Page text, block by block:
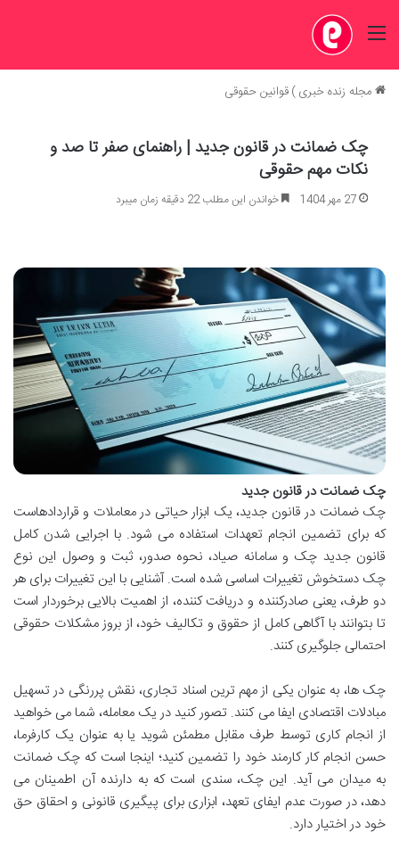
منو
مجله زنده خبری)قوانین حقوقی
چک ضمانت در قانون جدید | راهنمای صفر تا صد و
نکات مهم حقوقی
27 مهر 1404 خواندن این مطلب 22 دقیقه زمان میبرد
چک ضمانت در قانون جدید
چک ضمانت در قانون جدید، یک ابزار حیاتی در معاملات و قراردادهاست
که برای تضمین انجام تعهدات استفاده می شود. با اجرایی شدن کامل
قانون جدید چک و سامانه صیاد، نحوه صدور، ثبت و وصول این نوع
چک دستخوش تغییرات اساسی شده است. آشنایی با این تغییرات برای هر
دو طرف، یعنی صادرکننده و دریافت کننده، از اهمیت بالایی برخوردار است
تا بتوانند با آگاهی کامل از حقوق و تکالیف خود، از بروز مشکلات حقوقی
احتمالی جلوگیری کنند.
چک ها، به عنوان یکی از مهم ترین اسناد تجاری، نقش پررنگی در تسهیل
مبادلات اقتصادی ایفا می کنند. تصور کنید در یک معامله، شما می خواهید
از انجام کاری توسط طرف مقابل مطمئن شوید یا به عنوان یک کارفرما،
حسن انجام کار کارمند خود را تضمین کنید؛ اینجا است که چک ضمانت
به میدان می آید. این چک، سندی است که به دارنده آن اطمینان می
دهد، در صورت عدم ایفای تعهد، ابزاری برای پیگیری قانونی و احقاق حق
خود در اختیار دارد.